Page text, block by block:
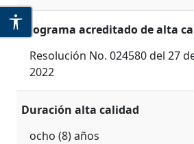
Programa acreditado de alta
Resolución No. 024580 del 27
2022
Duración alta calidad
ocho (8) años